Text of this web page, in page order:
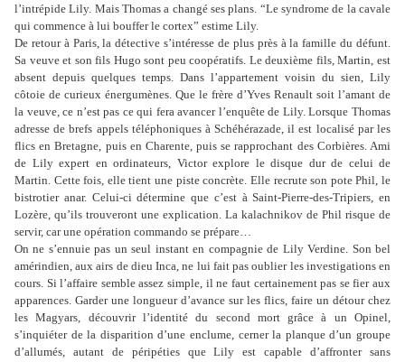
l’intrépide Lily. Mais Thomas a changé ses plans. “Le syndrome de la cavale
qui commence à lui bouffer le cortex” estime Lily.
De retour à Paris, la détective s’intéresse de plus près à la famille du défunt.
Sa veuve et son fils Hugo sont peu coopératifs. Le deuxième fils, Martin, est
absent depuis quelques temps. Dans l’appartement voisin du sien, Lily
côtoie de curieux énergumènes. Que le frère d’Yves Renault soit l’amant de
la veuve, ce n’est pas ce qui fera avancer l’enquête de Lily. Lorsque Thomas
adresse de brefs appels téléphoniques à Schéhérazade, il est localisé par les
flics en Bretagne, puis en Charente, puis se rapprochant des Corbières. Ami
de Lily expert en ordinateurs, Victor explore le disque dur de celui de
Martin. Cette fois, elle tient une piste concrète. Elle recrute son pote Phil, le
bistrotier anar. Celui-ci détermine que c’est à Saint-Pierre-des-Tripiers, en
Lozère, qu’ils trouveront une explication. La kalachnikov de Phil risque de
servir, car une opération commando se prépare…
On ne s’ennuie pas un seul instant en compagnie de Lily Verdine. Son bel
amérindien, aux airs de dieu Inca, ne lui fait pas oublier les investigations en
cours. Si l’affaire semble assez simple, il ne faut certainement pas se fier aux
apparences. Garder une longueur d’avance sur les flics, faire un détour chez
les Magyars, découvrir l’identité du second mort grâce à un Opinel,
s’inquiéter de la disparition d’une enclume, cerner la planque d’un groupe
d’allumés, autant de péripéties que Lily est capable d’affronter sans